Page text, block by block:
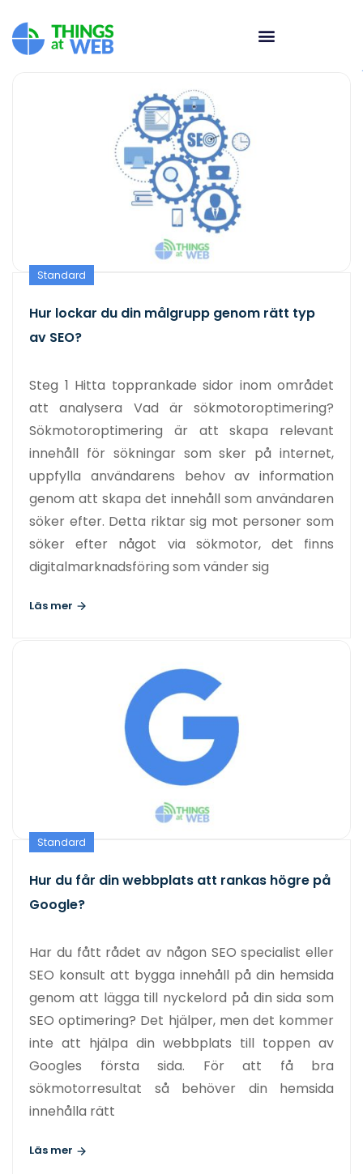
Standard
Hur lockar du din målgrupp genom rätt typ
av SEO?
Steg 1 Hitta topprankade sidor inom området
att analysera Vad är sökmotoroptimering?
Sökmotoroptimering är att skapa relevant
innehåll för sökningar som sker på internet,
uppfylla användarens behov av information
genom att skapa det innehåll som användaren
söker efter. Detta riktar sig mot personer som
söker efter något via sökmotor, det finns
digitalmarknadsföring som vänder sig
Läs mer
Standard
Hur du får din webbplats att rankas högre på
Google?
Har du fått rådet av någon SEO specialist eller
SEO konsult att bygga innehåll på din hemsida
genom att lägga till nyckelord på din sida som
SEO optimering? Det hjälper, men det kommer
inte att hjälpa din webbplats till toppen av
Googles första sida. För att få bra
sökmotorresultat så behöver din hemsida
innehålla rätt
Läs mer